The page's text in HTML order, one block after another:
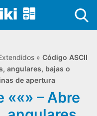
» Código ASCII
angulares, bajas o
de apertura
««» – Abre